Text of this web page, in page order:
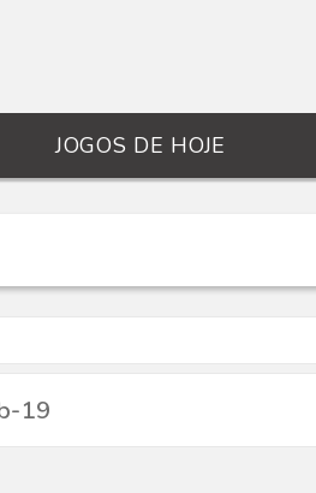
JOGOS DE HOJE
19